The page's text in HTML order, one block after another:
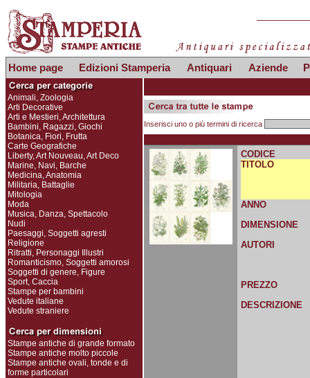
Home page Edizioni Stamperia Antiquari Aziende
Animali, Zoologia
Arti Decorative
Arti e Mestieri, Architettura
Bambini, Ragazzi, Giochi
Botanica, Fiori, Frutta
Carte Geografiche
Liberty, Art Nouveau, Art Deco
Marine, Navi, Barche
Medicina, Anatomia
Militaria, Battaglie
Mitologia
Moda
Musica, Danza, Spettacolo
Nudi
Paesaggi, Soggetti agresti
Religione
Ritratti, Personaggi Illustri
Romanticismo, Soggetti amorosi
Soggetti di genere, Figure
Sport, Caccia
Stampe per bambini
Vedute italiane
Vedute straniere
Stampe antiche di grande formato
Stampe antiche molto piccole
Stampe antiche ovali, tonde e di
forme particolari
Inserisci uno o più termini di ricerca
CODICE
TITOLO
ANNO
DIMENSIONE
AUTORI
PREZZO
DESCRIZIONE